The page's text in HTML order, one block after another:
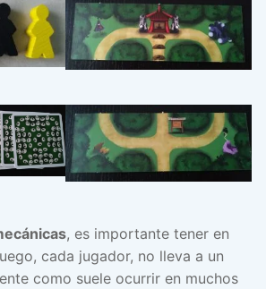
, es importante tener en
cada jugador, no lleva a un
como suele ocurrir en muchos